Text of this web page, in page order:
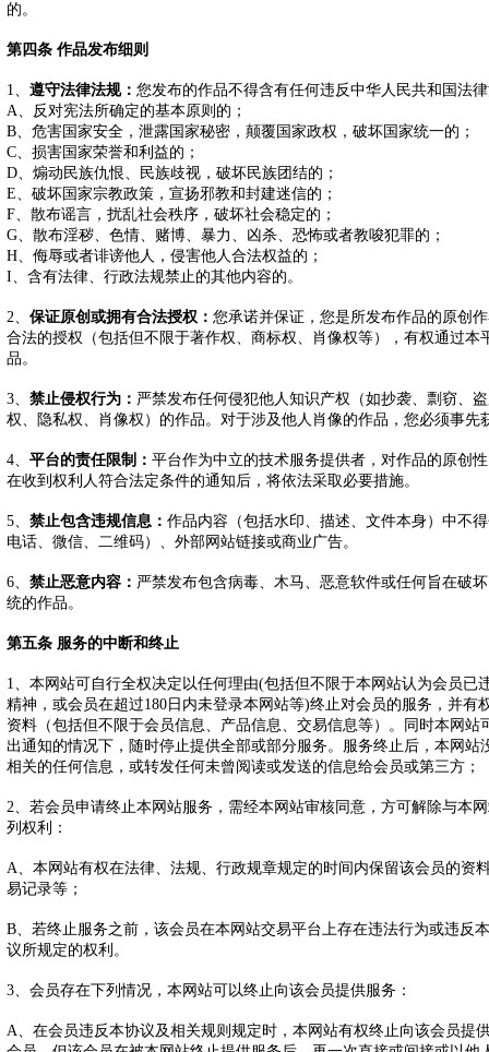
的。
第四条 作品发布细则
1、 遵守法律法规： 您发布的作品不得含有任何违反中华人民共和国法
A、反对宪法所确定的基本原则的；
B、危害国家安全，泄露国家秘密，颠覆国家政权，破坏国家统一的；
C、损害国家荣誉和利益的；
D、煽动民族仇恨、民族歧视，破坏民族团结的；
E、破坏国家宗教政策，宣扬邪教和封建迷信的；
F、散布谣言，扰乱社会秩序，破坏社会稳定的；
G、散布淫秽、色情、赌博、暴力、凶杀、恐怖或者教唆犯罪的；
H、侮辱或者诽谤他人，侵害他人合法权益的；
I、含有法律、行政法规禁止的其他内容的。
2、 保证原创或拥有合法授权： 您承诺并保证，您是所发布作品的原创
合法的授权（包括但不限于著作权、商标权、肖像权等），有权通过本
品。
3、 禁止侵权行为： 严禁发布任何侵犯他人知识产权（如抄袭、剽窃、
权、隐私权、肖像权）的作品。对于涉及他人肖像的作品，您必须事先
4、 平台的责任限制： 平台作为中立的技术服务提供者，对作品的原创
在收到权利人符合法定条件的通知后，将依法采取必要措施。
5、 禁止包含违规信息： 作品内容（包括水印、描述、文件本身）中不
电话、微信、二维码）、外部网站链接或商业广告。
6、 禁止恶意内容： 严禁发布包含病毒、木马、恶意软件或任何旨在破
统的作品。
第五条 服务的中断和终止
1、本网站可自行全权决定以任何理由(包括但不限于本网站认为会员已
精神，或会员在超过180日内未登录本网站等)终止对会员的服务，并有
资料（包括但不限于会员信息、产品信息、交易信息等）。同时本网站
出通知的情况下，随时停止提供全部或部分服务。服务终止后，本网站
相关的任何信息，或转发任何未曾阅读或发送的信息给会员或第三方；
2、若会员申请终止本网站服务，需经本网站审核同意，方可解除与本
列权利：
A、本网站有权在法律、法规、行政规章规定的时间内保留该会员的资
易记录等；
B、若终止服务之前，该会员在本网站交易平台上存在违法行为或违反
议所规定的权利。
3、会员存在下列情况，本网站可以终止向该会员提供服务：
A、在会员违反本协议及相关规则规定时，本网站有权终止向该会员提